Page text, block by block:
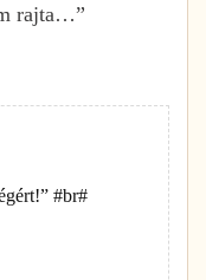
rajta…”
#br#